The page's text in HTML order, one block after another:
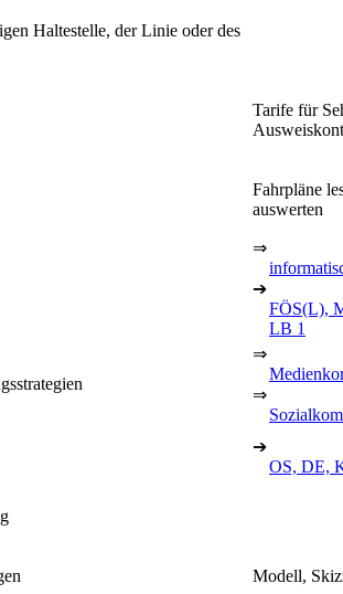
Haltestelle, der Linie oder des
Tarife für
Fahrpläne
auswerten
⇒
➔
FÖS(L),
LB 1
⇒
⇒
➔
OS, DE,
Modell,